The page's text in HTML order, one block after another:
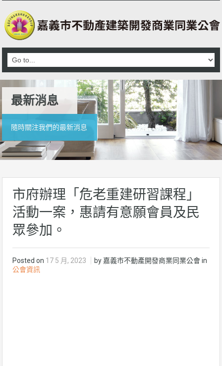
最新消息
隨時關注我們的最新消息
市府辦理「危老重建研習課程」
活動一案，惠請有意願會員及民
眾參加。
Posted on 17 5 月, 2023
by 嘉義市不動產開發商業同業公會 in
公會資訊